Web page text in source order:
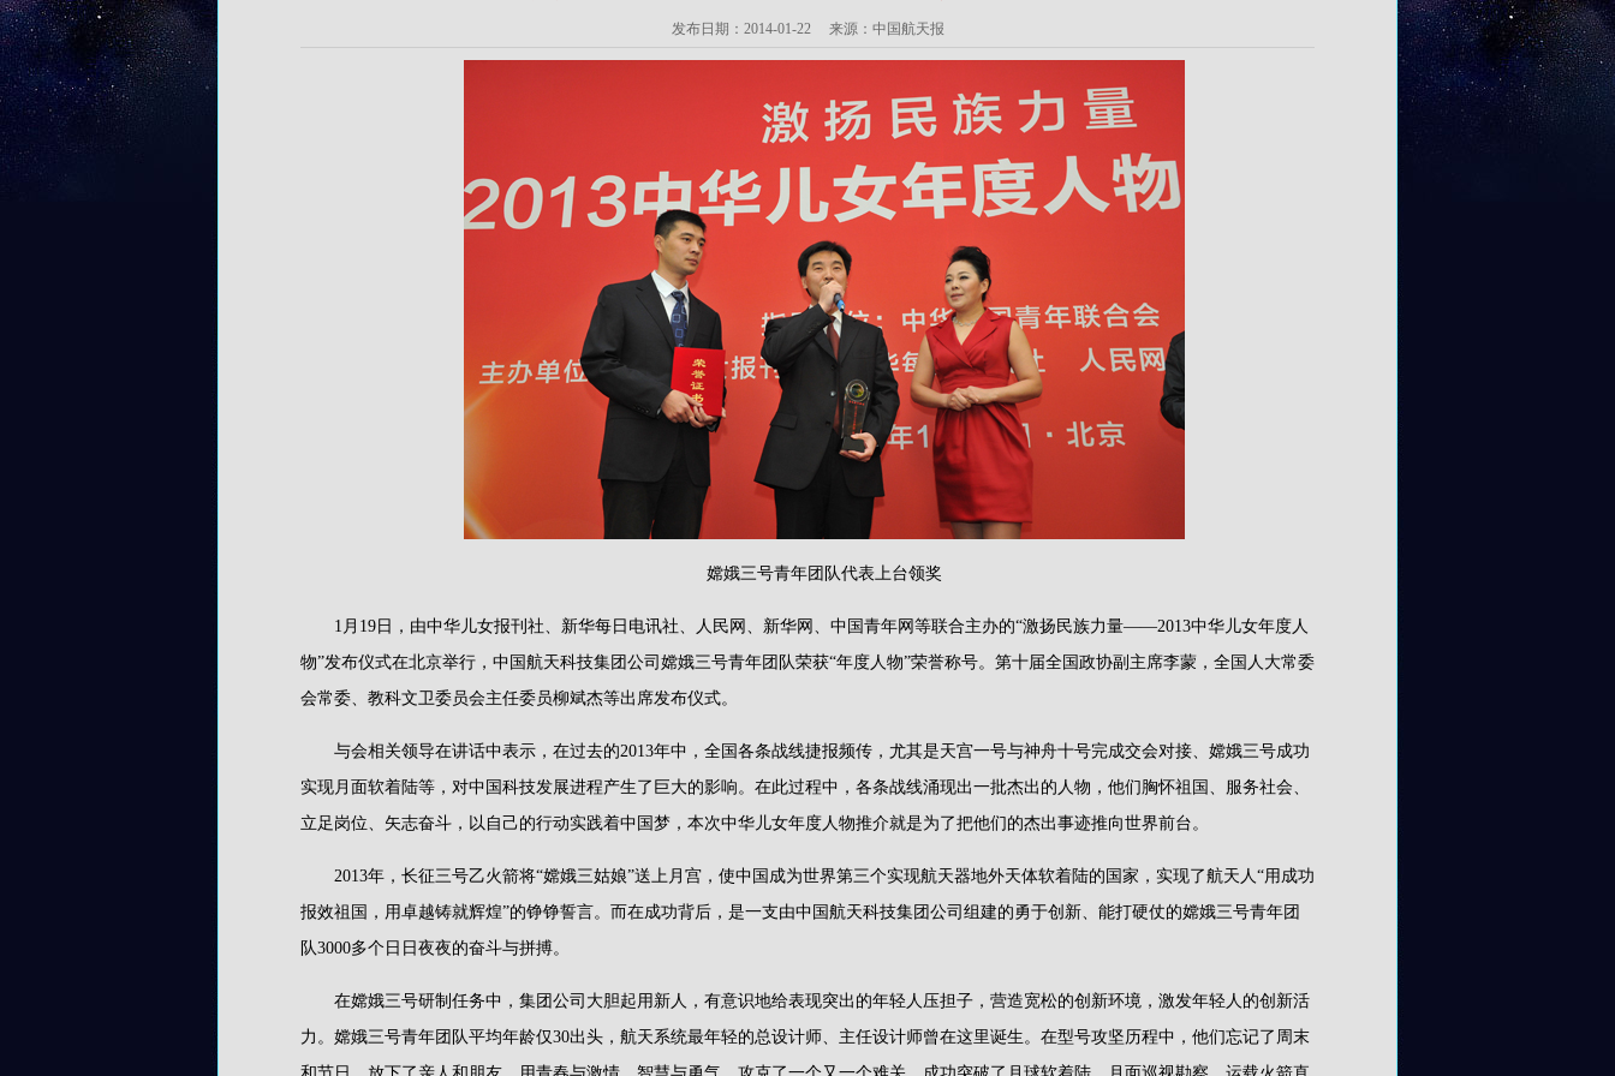
发布日期：2014-01-22 来源：中国航天报
嫦娥三号青年团队代表上台领奖
1月19日，由中华儿女报刊社、新华每日电讯社、人民网、新华网、中国青年网等联合主办的“激扬民族力量——2013中华儿女年度人
物”发布仪式在北京举行，中国航天科技集团公司嫦娥三号青年团队荣获“年度人物”荣誉称号。第十届全国政协副主席李蒙，全国人大常委
会常委、教科文卫委员会主任委员柳斌杰等出席发布仪式。
与会相关领导在讲话中表示，在过去的2013年中，全国各条战线捷报频传，尤其是天宫一号与神舟十号完成交会对接、嫦娥三号成功
实现月面软着陆等，对中国科技发展进程产生了巨大的影响。在此过程中，各条战线涌现出一批杰出的人物，他们胸怀祖国、服务社会、
立足岗位、矢志奋斗，以自己的行动实践着中国梦，本次中华儿女年度人物推介就是为了把他们的杰出事迹推向世界前台。
2013年，长征三号乙火箭将“嫦娥三姑娘”送上月宫，使中国成为世界第三个实现航天器地外天体软着陆的国家，实现了航天人“用成功
报效祖国，用卓越铸就辉煌”的铮铮誓言。而在成功背后，是一支由中国航天科技集团公司组建的勇于创新、能打硬仗的嫦娥三号青年团
队3000多个日日夜夜的奋斗与拼搏。
在嫦娥三号研制任务中，集团公司大胆起用新人，有意识地给表现突出的年轻人压担子，营造宽松的创新环境，激发年轻人的创新活
力。嫦娥三号青年团队平均年龄仅30出头，航天系统最年轻的总设计师、主任设计师曾在这里诞生。在型号攻坚历程中，他们忘记了周末